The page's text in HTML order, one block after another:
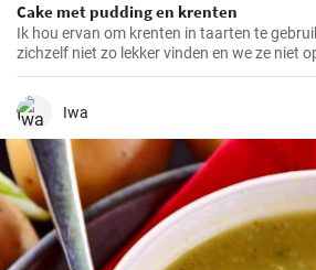
Cake met pudding en krenten
Ik hou ervan om krenten in taarten te
zichzelf niet zo lekker vinden en we ze niet
het seizoen. Als je er veel hebt, probeer
chocoladepudding. Het deeg is ook
bevat.
Iwa